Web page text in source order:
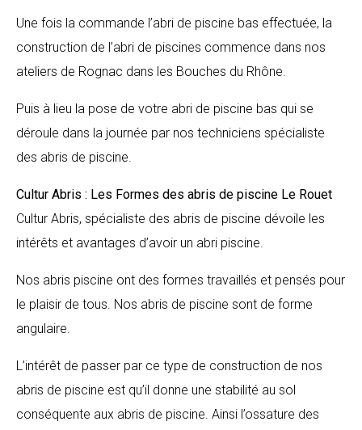
Une fois la commande l’abri de piscine bas effectuée, la
construction de l’abri de piscines commence dans nos
ateliers de Rognac dans les Bouches du Rhône.
Puis à lieu la pose de votre abri de piscine bas qui se
déroule dans la journée par nos techniciens spécialiste
des abris de piscine.
Cultur Abris : Les Formes des abris de piscine Le Rouet
Cultur Abris, spécialiste des abris de piscine dévoile les
intérêts et avantages d’avoir un abri piscine.
Nos abris piscine ont des formes travaillés et pensés pour
le plaisir de tous. Nos abris de piscine sont de forme
angulaire.
L’intérêt de passer par ce type de construction de nos
abris de piscine est qu’il donne une stabilité au sol
conséquente aux abris de piscine. Ainsi l’ossature des